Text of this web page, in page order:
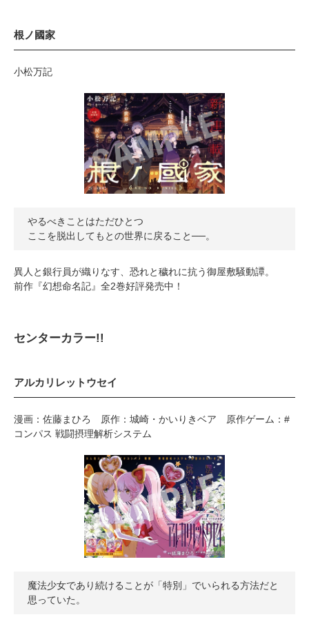
根ノ國家
小松万記
やるべきことはただひとつ
ここを脱出してもとの世界に戻ること──。
異人と銀行員が織りなす、恐れと穢れに抗う御屋敷騒動譚。
前作『幻想命名記』全2巻好評発売中！
センターカラー!!
アルカリレットウセイ
漫画：佐藤まひろ 原作：城崎・かいりきベア 原作ゲーム：#
コンパス 戦闘摂理解析システム
魔法少女であり続けることが「特別」でいられる方法だと
思っていた。